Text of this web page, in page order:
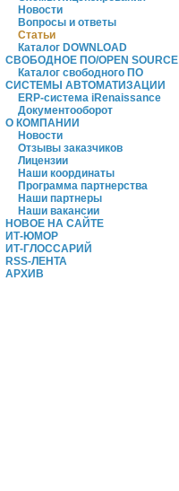
Новости
Вопросы и ответы
Статьи
Каталог DOWNLOAD
СВОБОДНОЕ ПО/OPEN SOURCE
Каталог свободного ПО
СИСТЕМЫ АВТОМАТИЗАЦИИ
ERP-система iRenaissance
Документооборот
О КОМПАНИИ
Новости
Отзывы заказчиков
Лицензии
Наши координаты
Программа партнерства
Наши партнеры
Наши вакансии
НОВОЕ НА САЙТЕ
ИТ-ЮМОР
ИТ-ГЛОССАРИЙ
RSS-ЛЕНТА
АРХИВ